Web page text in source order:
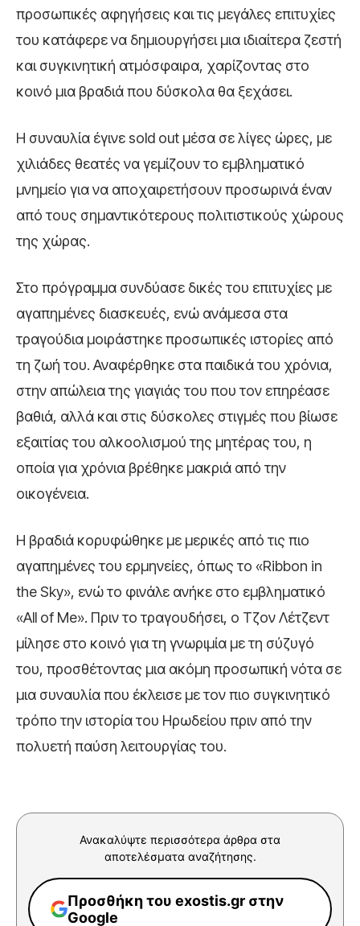
προσωπικές αφηγήσεις και τις μεγάλες επιτυχίες
του κατάφερε να δημιουργήσει μια ιδιαίτερα ζεστή
και συγκινητική ατμόσφαιρα, χαρίζοντας στο
κοινό μια βραδιά που δύσκολα θα ξεχάσει.
Η συναυλία έγινε sold out μέσα σε λίγες ώρες, με
χιλιάδες θεατές να γεμίζουν το εμβληματικό
μνημείο για να αποχαιρετήσουν προσωρινά έναν
από τους σημαντικότερους πολιτιστικούς χώρους
της χώρας.
Στο πρόγραμμα συνδύασε δικές του επιτυχίες με
αγαπημένες διασκευές, ενώ ανάμεσα στα
τραγούδια μοιράστηκε προσωπικές ιστορίες από
τη ζωή του. Αναφέρθηκε στα παιδικά του χρόνια,
στην απώλεια της γιαγιάς του που τον επηρέασε
βαθιά, αλλά και στις δύσκολες στιγμές που βίωσε
εξαιτίας του αλκοολισμού της μητέρας του, η
οποία για χρόνια βρέθηκε μακριά από την
οικογένεια.
Η βραδιά κορυφώθηκε με μερικές από τις πιο
αγαπημένες του ερμηνείες, όπως το «Ribbon in
the Sky», ενώ το φινάλε ανήκε στο εμβληματικό
«All of Me». Πριν το τραγουδήσει, ο Τζον Λέτζεντ
μίλησε στο κοινό για τη γνωριμία με τη σύζυγό
του, προσθέτοντας μια ακόμη προσωπική νότα σε
μια συναυλία που έκλεισε με τον πιο συγκινητικό
τρόπο την ιστορία του Ηρωδείου πριν από την
πολυετή παύση λειτουργίας του.
Ανακαλύψτε περισσότερα άρθρα στα
αποτελέσματα αναζήτησης.
Προσθήκη του exostis.gr στην
Google